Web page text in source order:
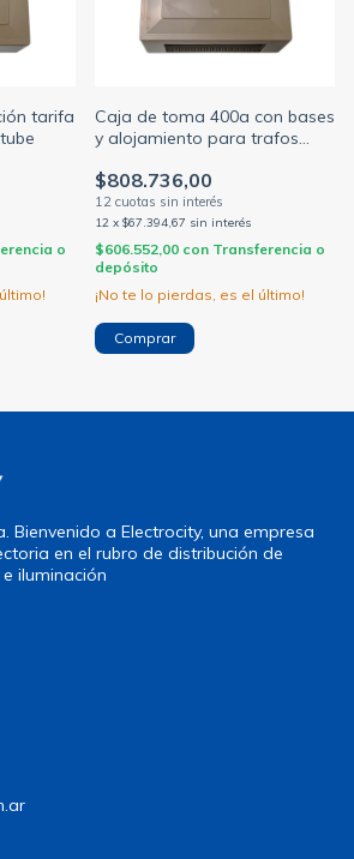
tarifa
o
Caja de toma 400a con bases
y alojamiento para trafos
$808.736,00
12 x $67.394,67 sin interés
$606.552,00 con Transferencia o
depósito
¡No te lo pierdas, es el último!
Bienvenido a Electrocity, una empresa
en el rubro de distribución de
iluminación